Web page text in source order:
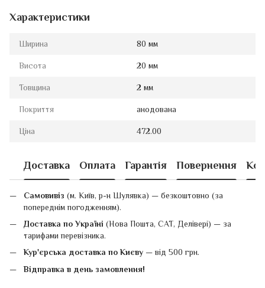
Характеристики
Ширина 80 мм
Висота 20 мм
Товщина 2 мм
Покриття анодована
Ціна 472.00
Доставка Оплата Гарантія Повернення
Самовивіз (м. Київ, р-н Шулявка) — безкоштовно (за
попереднім погодженням).
Доставка по Україні (Нова Пошта, САТ, Делівері) — за
тарифами перевізника.
Кур'єрська доставка по Києву — від 500 грн.
Відправка в день замовлення!